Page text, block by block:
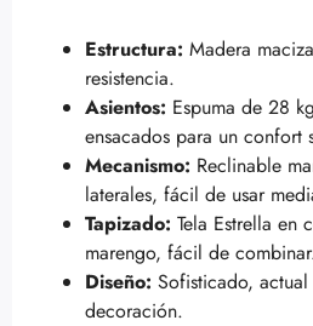
Estructura: Madera
resistencia.
Asientos: Espuma de 28
ensacados para un confort
Mecanismo: Reclinable
laterales, fácil de usar
Tapizado: Tela Estrella en
marengo, fácil de
Diseño: Sofisticado,
decoración.